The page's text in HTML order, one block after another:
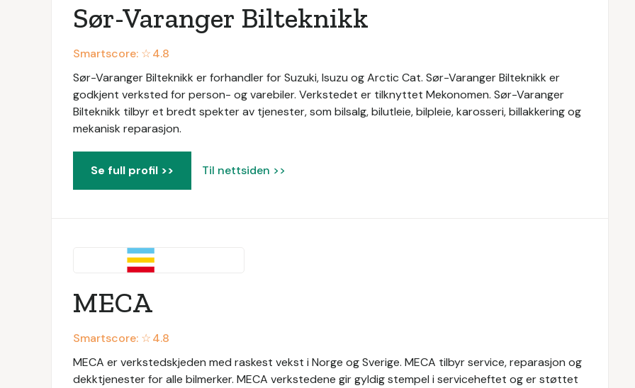
Sør-Varanger Bilteknikk
Smartscore: ☆4.8
Sør-Varanger Bilteknikk er forhandler for Suzuki, Isuzu og Arctic Cat. Sør-Varanger Bilteknikk er
godkjent verksted for person- og varebiler. Verkstedet er tilknyttet Mekonomen. Sør-Varanger
Bilteknikk tilbyr et bredt spekter av tjenester, som bilsalg, bilutleie, bilpleie, karosseri, billakkering og
mekanisk reparasjon.
Se full profil >> Til nettsiden >>
MECA
Smartscore: ☆4.8
MECA er verkstedskjeden med raskest vekst i Norge og Sverige. MECA tilbyr service, reparasjon og
dekktjenester for alle bilmerker. MECA verkstedene gir gyldig stempel i serviceheftet og er støttet